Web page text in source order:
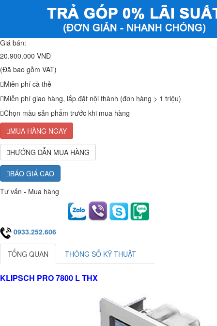
Giá bán:
20.900.000 VNĐ
(Đã bao gồm VAT)
Miễn phí cà thẻ
Miễn phí giao hàng, lắp đặt nội thành (đơn hàng > 1 triệu)
Chọn màu sản phẩm trước khi mua hàng
MUA HÀNG NGAY
HƯỚNG DẪN MUA HÀNG
BÁO GIÁ CAO
Tư vấn - Mua hàng
0933.252.606
TỔNG QUAN THÔNG SỐ KỸ THUẬT
KLIPSCH PRO 7800 L THX